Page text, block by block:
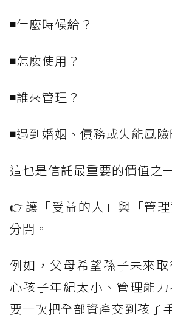
◾什麼時候給？
◾怎麼使用？
◾誰來管理？
◾遇到婚姻、債務或失能風
這也是信託最重要的價值之
👉讓「受益的人」與「管
分開。
例如，父母希望孫子未來
心孩子年紀太小、管理能
要一次把全部資產交到孩子